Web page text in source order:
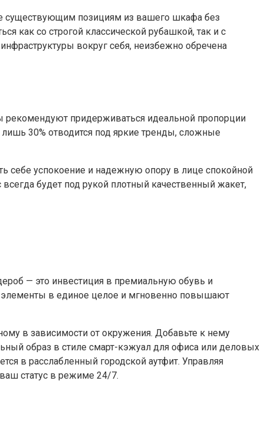
существующим позициям из вашего шкафа без
как со строгой классической рубашкой, так и с
вокруг себя, неизбежно обречена
рекомендуют придерживаться идеальной пропорции
30% отводится под яркие тренды, сложные
себе успокоение и надежную опору в лице спокойной
будет под рукой плотный качественный жакет,
— это инвестиция в премиальную обувь и
элементы в единое целое и мгновенно повышают
в зависимости от окружения. Добавьте к нему
образ в стиле смарт-кэжуал для офиса или деловых
в расслабленный городской аутфит. Управляя
статус в режиме 24/7.